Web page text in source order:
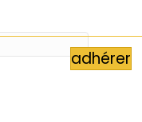
adhérer